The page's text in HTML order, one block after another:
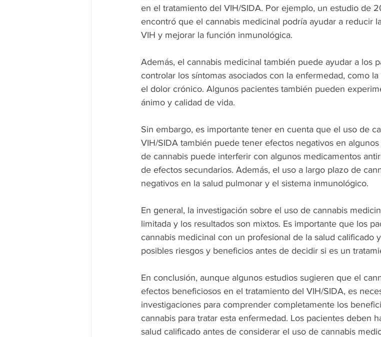
en el tratamiento del VIH/SIDA. Por ejemplo, un estudio de
encontró que el cannabis medicinal podría ayudar a reducir
VIH y mejorar la función inmunológica.
Además, el cannabis medicinal también puede ayudar a los
controlar los síntomas asociados con la enfermedad, como
el dolor crónico. Algunos pacientes también pueden
ánimo y calidad de vida.
Sin embargo, es importante tener en cuenta que el uso de
VIH/SIDA también puede tener efectos negativos en
de cannabis puede interferir con algunos medicamentos
de efectos secundarios. Además, el uso a largo plazo de
negativos en la salud pulmonar y el sistema inmunológico.
En general, la investigación sobre el uso de cannabis
limitada y los resultados son mixtos. Es importante que los
cannabis medicinal con un profesional de la salud calificado
posibles riesgos y beneficios antes de decidir si es un
En conclusión, aunque algunos estudios sugieren que el
efectos beneficiosos en el tratamiento del VIH/SIDA, es
investigaciones para comprender completamente los
cannabis para tratar esta enfermedad. Los pacientes deben
salud calificado antes de considerar el uso de cannabis